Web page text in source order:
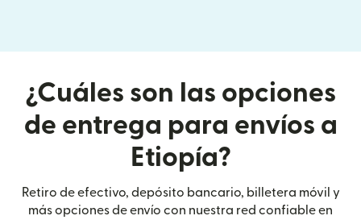
¿Cuáles son las opciones
de entrega para envíos a
Etiopía?
Retiro de efectivo, depósito bancario, billetera móvil y
más opciones de envío con nuestra red confiable en